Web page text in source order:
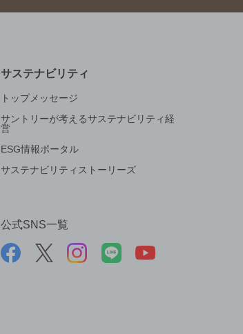
サステナビリティ
トップメッセージ
サントリーが考えるサステナビリティ経
営
ESG情報ポータル
サステナビリティストーリーズ
公式SNS一覧